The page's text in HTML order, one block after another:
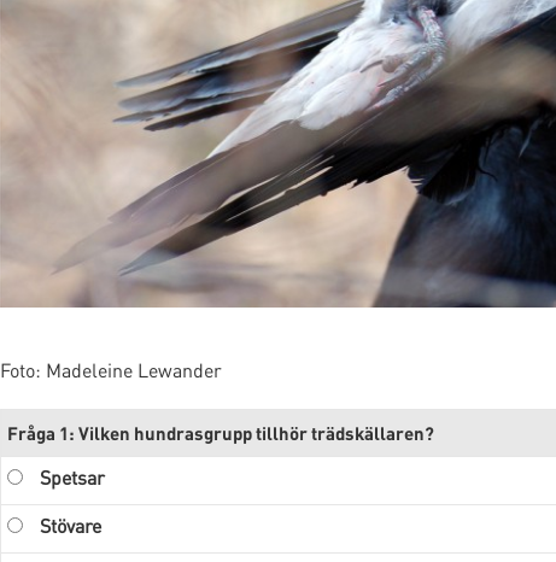
Foto: Madeleine Lewander
Fråga 1: Vilken hundrasgrupp tillhör trädskällaren?
Spetsar
Stövare